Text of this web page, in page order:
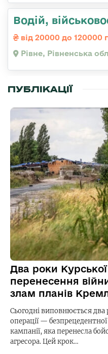
Водій,
від 20000 до 120000
Рівне, Рівненська
ПУБЛІКАЦІЇ
Два роки Курської
перенесення
злам планів
Сьогодні виповнюється два
операції —
кампанії, яка перенесла
агресора. Цей крок…